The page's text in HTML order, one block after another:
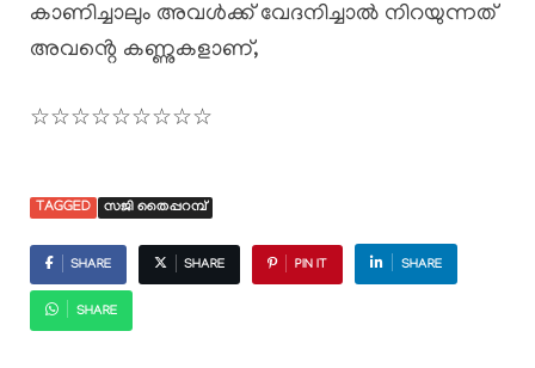
കാണിച്ചാലും അവൾക്ക് വേദനിച്ചാൽ നിറയുന്നത്
അവൻ്റെ കണ്ണുകളാണ്,
☆☆☆☆☆☆☆☆☆
TAGGED സജി തൈപ്പറമ്പ്
SHARE SHARE PIN IT SHARE
SHARE